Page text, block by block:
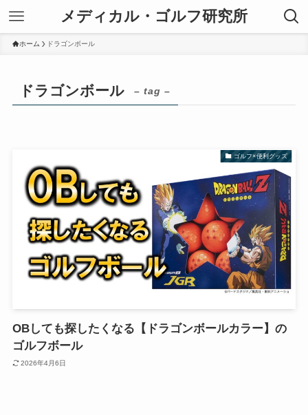
メディカル・ゴルフ研究所
ホーム ドラゴンボール
ドラゴンボール – tag –
ゴルフ×便利グッズ
OBしても探したくなる【ドラゴンボールカラー】の
ゴルフボール
2026年4月6日